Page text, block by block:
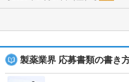
製薬業界 応募書類の書き